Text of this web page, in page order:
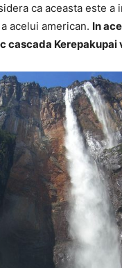
ca aceasta este a
acelui american. In
cascada Kerepakupai